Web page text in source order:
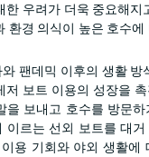
한 우려가 더욱 중요해지
환경 의식이 높은 호수
팬데믹 이후의 생활 방
저 보트 이용의 성장을
을 보내고 호수를 방문
이르는 선외 보트를 대
용 기회와 야외 생활에